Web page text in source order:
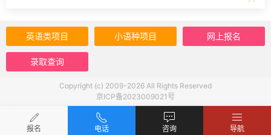
英语类项目 小语种项目 网上报名
录取查询
Copyright (c) 2009-2026 All Rights Reserved
京ICP备2023009021号
报名 电话 咨询 导航